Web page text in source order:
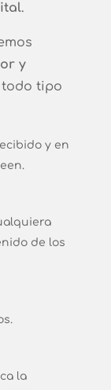
.
y
todo tipo
y en
de los
la